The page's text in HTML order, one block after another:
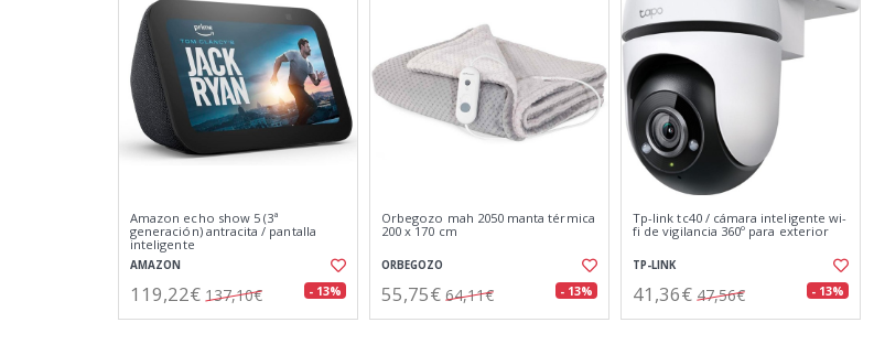
Amazon echo show 5 (3ª
generación) antracita / pantalla
inteligente
AMAZON
119,22€ 137,10€ - 13%
Orbegozo mah 2050 manta térmica
200 x 170 cm
ORBEGOZO
55,75€ 64,11€ - 13%
Tp-link tc40 / cámara inteligente wi-
fi de vigilancia 360º para exterior
TP-LINK
41,36€ 47,56€ - 13%